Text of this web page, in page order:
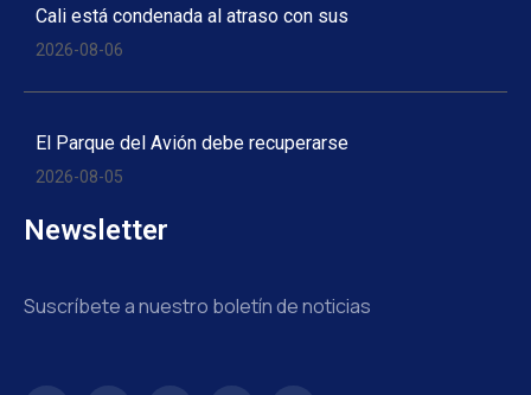
Cali está condenada al atraso con sus
2026-08-06
El Parque del Avión debe recuperarse
2026-08-05
Newsletter
Suscríbete a nuestro boletín de noticias